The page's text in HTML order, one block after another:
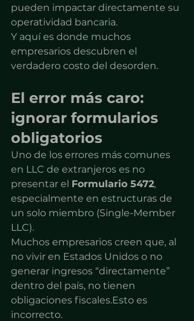
pueden impactar directamente su
operatividad bancaria.
Y aquí es donde muchos
empresarios descubren el
verdadero costo del desorden.
El error más caro:
ignorar formularios
obligatorios
Uno de los errores más comunes
en LLC de extranjeros es no
presentar el Formulario 5472,
especialmente en estructuras de
un solo miembro (Single-Member
LLC).
Muchos empresarios creen que, al
no vivir en Estados Unidos o no
generar ingresos “directamente”
dentro del país, no tienen
obligaciones fiscales.Esto es
incorrecto.